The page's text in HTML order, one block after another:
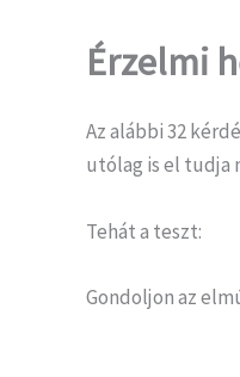
Érzelmi
Az alábbi 32
utólag is el tudja
Tehát a teszt:
Gondoljon az